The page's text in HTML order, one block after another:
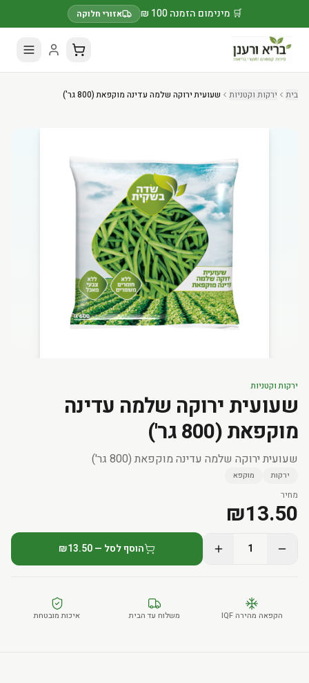
🛒 מינימום הזמנה 100 ₪ אזורי חלוקה
בית ירקות וקטניות שעועית ירוקה שלמה עדינה מוקפאת (800 גר')
ירקות וקטניות
שעועית ירוקה שלמה עדינה
מוקפאת (800 גר')
שעועית ירוקה שלמה עדינה מוקפאת (800 גר')
ירקות מוקפא
מחיר
₪13.50
1 הוסף לסל — ₪13.50
הקפאה מהירה IQF משלוח עד הבית איכות מובטחת